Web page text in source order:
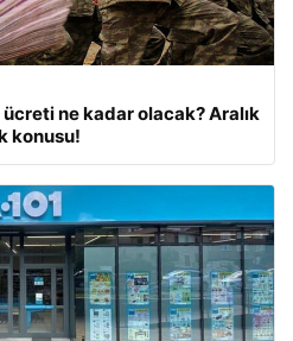
ne kadar olacak? Aralık
konusu!